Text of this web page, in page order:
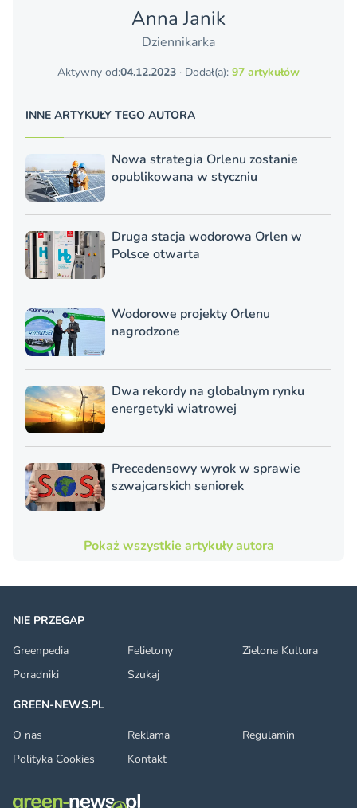
Anna Janik
Dziennikarka
Aktywny od:04.12.2023 · Dodał(a): 97 artykułów
INNE ARTYKUŁY TEGO AUTORA
Nowa strategia Orlenu zostanie
opublikowana w styczniu
Druga stacja wodorowa Orlen w
Polsce otwarta
Wodorowe projekty Orlenu
nagrodzone
Dwa rekordy na globalnym rynku
energetyki wiatrowej
Precedensowy wyrok w sprawie
szwajcarskich seniorek
Pokaż wszystkie artykuły autora
NIE PRZEGAP
Greenpedia
Felietony
Zielona Kultura
Poradniki
Szukaj
GREEN-NEWS.PL
O nas
Reklama
Regulamin
Polityka Cookies
Kontakt